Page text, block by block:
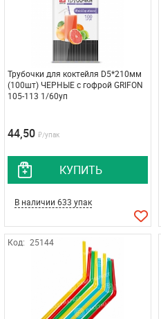
Трубочки для коктейля D5*210мм
(100шт) ЧЕРНЫЕ с гофрой GRIFON
105-113 1/60уп
44,50 ₽/упак
КУПИТЬ
В наличии 633 упак
Код: 25144